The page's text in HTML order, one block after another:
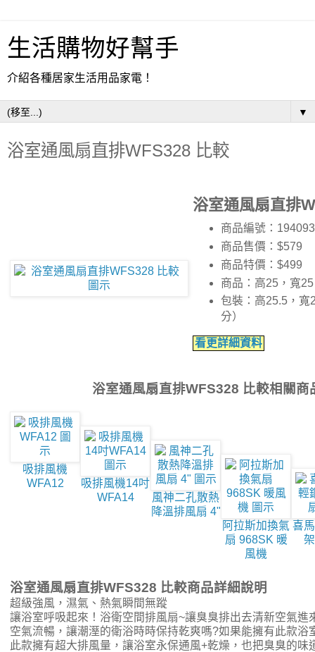
生活購物好幫手
介紹各種居家生活用品家電！
▼
浴室通風扇直排WFS328 比較
浴室通風扇直排
商品編號：194093
商品售價：$579
商品特價： $499
商品：高25，寬
包裝：高25.5，寬
分）
看更詳細資料
浴室通風扇直排WFS328 比較相關商
吸排風機
WFA12
吸排風機14吋
WFA14
風神二孔散熱
降溫排風扇 4"
阿拉斯加換氣
扇 968SK 暖
風機
喜
浴室通風扇直排WFS328 比較商品詳細說明
超級強風，濕氣、熱氣瞬間無蹤
讓浴室呼吸起來！浴衛空間排風扇~讓臭臭排出去清新空氣進
空氣流暢，讓潮溼的衛浴時時保持乾爽嗎?如果能擁有此款浴
此款擁有超大排風量，讓浴室永保通風+乾燥，也把臭臭的味